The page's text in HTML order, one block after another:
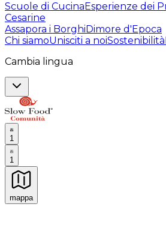
Scuole di CucinaEsperienze dei
Cesarine
Assapora i BorghiDimore d'Epoca
Chi siamoUnisciti a noiSostenibilità
Cambia lingua
1
1
mappa
Esperienze culinarie